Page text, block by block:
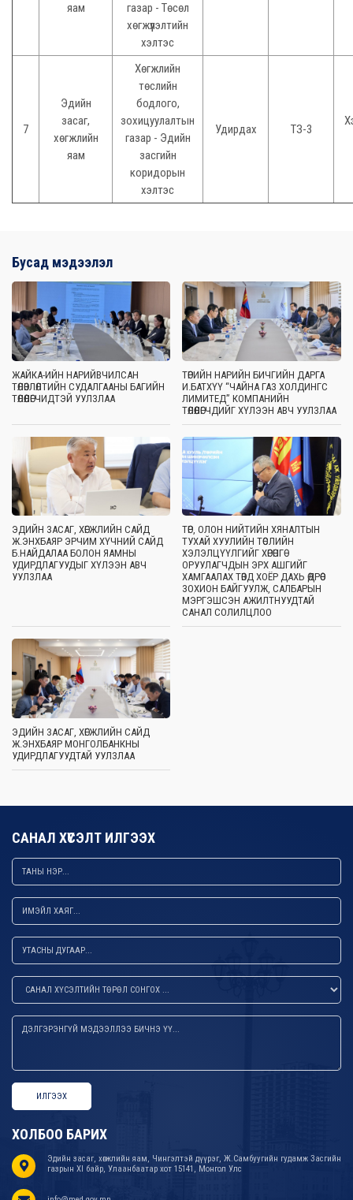
яам
газар - Төсөл
хөгжүүлэлтийн
хэлтэс
7
Эдийн
засаг,
хөгжлийн
яам
Хөгжлийн
төслийн
бодлого,
зохицуулалтын
газар - Эдийн
засгийн
коридорын
хэлтэс
Удирдах ТЗ-3
Бусад мэдээлэл
ЖАЙКА-ИЙН НАРИЙВЧИЛСАН
ТӨЛӨВЛӨЛТИЙН СУДАЛГААНЫ БАГИЙН
ТӨЛӨӨЛӨГЧИДТЭЙ УУЛЗЛАА
ТӨРИЙН НАРИЙН БИЧГИЙН ДАРГА
И.БАТХҮҮ “ЧАЙНА ГАЗ ХОЛДИНГС
ЛИМИТЕД” КОМПАНИЙН
ТӨЛӨӨЛӨГЧДИЙГ ХҮЛЭЭН АВЧ УУЛЗЛАА
ЭДИЙН ЗАСАГ, ХӨГЖЛИЙН САЙД
Ж.ЭНХБАЯР ЭРЧИМ ХҮЧНИЙ САЙД
Б.НАЙДАЛАА БОЛОН ЯАМНЫ
УДИРДЛАГУУДЫГ ХҮЛЭЭН АВЧ
УУЛЗЛАА
ТӨР, ОЛОН НИЙТИЙН ХЯНАЛТЫН
ТУХАЙ ХУУЛИЙН ТӨСЛИЙН
ХЭЛЭЛЦҮҮЛГИЙГ ХӨРӨНГӨ
ОРУУЛАГЧДЫН ЭРХ АШГИЙГ
ХАМГААЛАХ ТӨВД ХОЁР ДАХЬ ӨДРӨӨ
ЗОХИОН БАЙГУУЛЖ, САЛБАРЫН
МЭРГЭШСЭН АЖИЛТНУУДТАЙ
САНАЛ СОЛИЛЦЛОО
ЭДИЙН ЗАСАГ, ХӨГЖЛИЙН САЙД
Ж.ЭНХБАЯР МОНГОЛБАНКНЫ
УДИРДЛАГУУДТАЙ УУЛЗЛАА
САНАЛ ХҮСЭЛТ ИЛГЭЭХ
ИЛГЭЭХ
ХОЛБОО БАРИХ
Эдийн засаг, хөгжлийн яам, Чингэлтэй дүүрэг, Ж.Самбуугийн гудамж Засгийн
газрын XI байр, Улаанбаатар хот 15141, Монгол Улс